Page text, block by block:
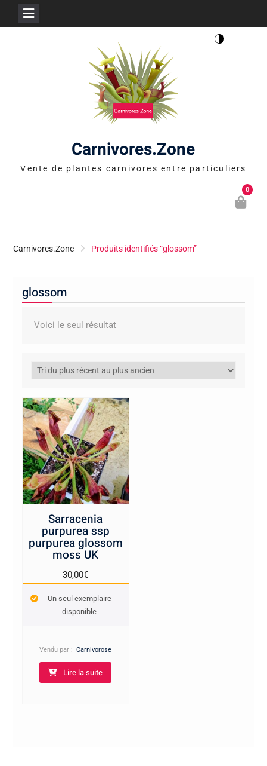
Carnivores.Zone
Vente de plantes carnivores entre particuliers
0
Carnivores.Zone Produits identifiés “glossom”
glossom
Voici le seul résultat
Sarracenia
purpurea ssp
purpurea glossom
moss UK
30,00€
Un seul exemplaire
disponible
Vendu par :Carnivorose
Lire la suite